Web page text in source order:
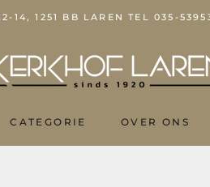
14, 1251 BB LAREN TEL 035-
CATEGORIE
OVER ONS